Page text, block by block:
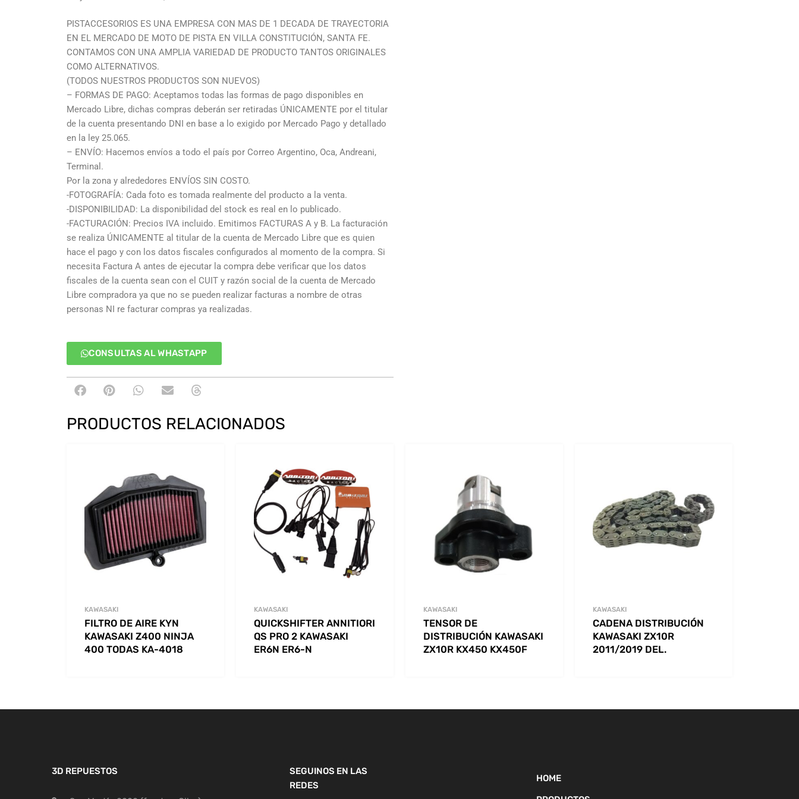
PISTACCESORIOS ES UNA EMPRESA CON MAS DE 1 DECADA DE TRAYECTORIA
EN EL MERCADO DE MOTO DE PISTA EN VILLA CONSTITUCIÓN, SANTA FE.
CONTAMOS CON UNA AMPLIA VARIEDAD DE PRODUCTO TANTOS ORIGINALES
COMO ALTERNATIVOS.
(TODOS NUESTROS PRODUCTOS SON NUEVOS)
– FORMAS DE PAGO: Aceptamos todas las formas de pago disponibles en
Mercado Libre, dichas compras deberán ser retiradas ÚNICAMENTE por el titular
de la cuenta presentando DNI en base a lo exigido por Mercado Pago y detallado
en la ley 25.065.
– ENVÍO: Hacemos envíos a todo el país por Correo Argentino, Oca, Andreani,
Terminal.
Por la zona y alrededores ENVÍOS SIN COSTO.
-FOTOGRAFÍA: Cada foto es tomada realmente del producto a la venta.
-DISPONIBILIDAD: La disponibilidad del stock es real en lo publicado.
-FACTURACIÓN: Precios IVA incluido. Emitimos FACTURAS A y B. La facturación
se realiza ÚNICAMENTE al titular de la cuenta de Mercado Libre que es quien
hace el pago y con los datos fiscales configurados al momento de la compra. Si
necesita Factura A antes de ejecutar la compra debe verificar que los datos
fiscales de la cuenta sean con el CUIT y razón social de la cuenta de Mercado
Libre compradora ya que no se pueden realizar facturas a nombre de otras
personas NI re facturar compras ya realizadas.
CONSULTAS AL WHASTAPP
PRODUCTOS RELACIONADOS
KAWASAKI
FILTRO DE AIRE KYN
KAWASAKI Z400 NINJA
400 TODAS KA-4018
KAWASAKI
QUICKSHIFTER ANNITIORI
QS PRO 2 KAWASAKI
ER6N ER6-N
KAWASAKI
TENSOR DE
DISTRIBUCIÓN KAWASAKI
ZX10R KX450 KX450F
KAWASAKI
CADENA DISTRIBUCIÓN
KAWASAKI ZX10R
2011/2019 DEL.
3D REPUESTOS
SEGUINOS EN LAS
REDES
HOME